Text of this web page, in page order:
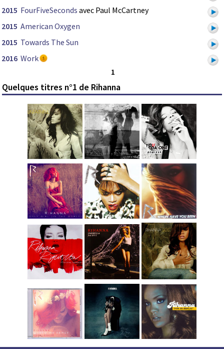
2015 FourFiveSeconds avec Paul McCartney
2015 American Oxygen
2015 Towards The Sun
2016 Work
1
Quelques titres n°1 de Rihanna